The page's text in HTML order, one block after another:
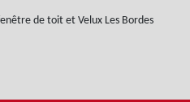
de toit et Velux Les Bordes